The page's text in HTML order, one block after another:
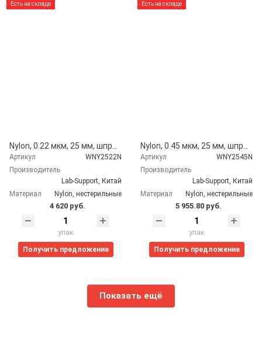
Есть на складе
Nylon, 0.22 мкм, 25 мм, шприцевые фильтры WS, зеленые, 100 шт/уп, Lab-Support, Китай WNY2522N 11012203
Артикул
WNY2522N
Производитель
Lab-Support, Китай
Материал
Nylon, нестерильные
4 620 руб.
упак
Получить предложение
Есть на складе
Nylon, 0.45 мкм, 25 мм, шприцевые фильтры WS, белые, 100 шт/уп, Lab-Support, Китай WNY2545N 11012204
Артикул
WNY2545N
Производитель
Lab-Support, Китай
Материал
Nylon, нестерильные
5 955.80 руб.
упак
Получить предложение
Показать ещё